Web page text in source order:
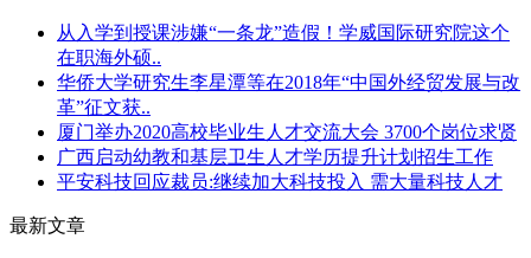
从入学到授课涉嫌“一条龙”造假！学威国际研究院这个
在职海外硕..
华侨大学研究生李星潭等在2018年“中国外经贸发展与改
革”征文获..
厦门举办2020高校毕业生人才交流大会 3700个岗位求贤
广西启动幼教和基层卫生人才学历提升计划招生工作
平安科技回应裁员:继续加大科技投入 需大量科技人才
最新文章